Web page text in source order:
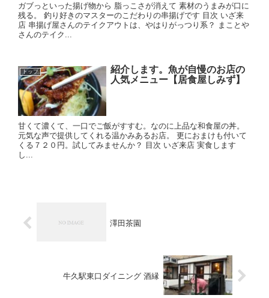
ガブっといった揚げ物から 脂っこさが消えて 素材のうまみが口に
残る。 釣り好きのマスターのこだわりの串揚げです 目次 いざ来
店 串揚げ屋さんのテイクアウトは、やはりがっつり系？ まことや
さんのテイク...
トップ
紹介します。魚が自慢のお店の
人気メニュー【居食屋しみず】
甘くて濃くて、一口でご飯がすすむ。なのに上品な和食屋の丼。
元気な声で提供してくれる温かみあるお店。 更におまけも付いて
くる７２０円。試してみませんか？ 目次 いざ来店 実食します
し...
澤田茶園
牛久駅東口ダイニング 酒縁